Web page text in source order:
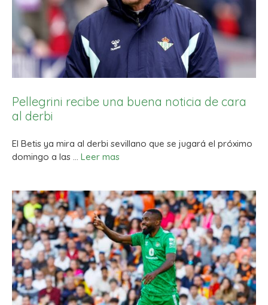
Pellegrini recibe una buena noticia de cara
al derbi
El Betis ya mira al derbi sevillano que se jugará el próximo
domingo a las … Leer mas